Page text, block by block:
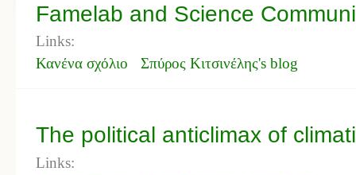
Famelab and Science
Links:
Κανένα σχόλιο
Σπύρος Κιτσινέλης's blog
The political anticlimax of
Links: